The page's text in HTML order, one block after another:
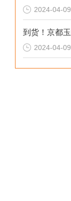
2024-04-09
2024-04-09